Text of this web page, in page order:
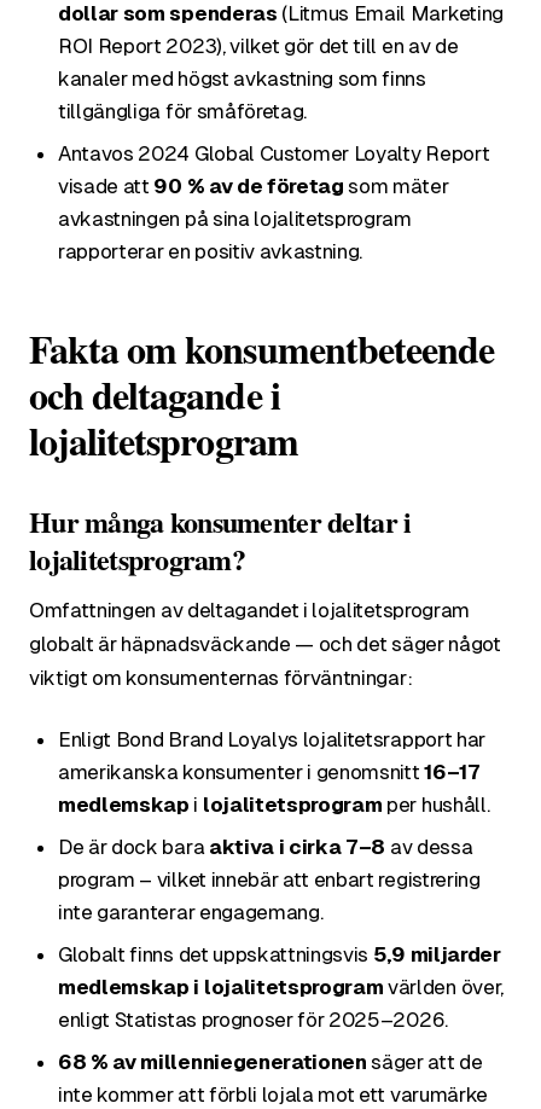
dollar som spenderas (Litmus Email Marketing
ROI Report 2023), vilket gör det till en av de
kanaler med högst avkastning som finns
tillgängliga för småföretag.
Antavos 2024 Global Customer Loyalty Report
visade att 90 % av de företag som mäter
avkastningen på sina lojalitetsprogram
rapporterar en positiv avkastning.
Fakta om konsumentbeteende
och deltagande i
lojalitetsprogram
Hur många konsumenter deltar i
lojalitetsprogram?
Omfattningen av deltagandet i lojalitetsprogram
globalt är häpnadsväckande — och det säger något
viktigt om konsumenternas förväntningar:
Enligt Bond Brand Loyalys lojalitetsrapport har
amerikanska konsumenter i genomsnitt16–17
medlemskap i lojalitetsprogram per hushåll.
De är dock bara aktiva i cirka 7–8 av dessa
program – vilket innebär att enbart registrering
inte garanterar engagemang.
Globalt finns det uppskattningsvis 5,9 miljarder
medlemskap i lojalitetsprogram världen över,
enligt Statistas prognoser för 2025–2026.
68 % av millenniegenerationen säger att de
inte kommer att förbli lojala mot ett varumärke